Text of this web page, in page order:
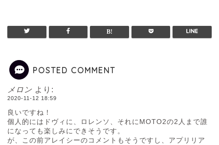
POSTED COMMENT
メロン より:
2020-11-12 18:59
良いですね！
個人的にはドヴィに、ロレンソ、それにMOTO2の2人まで誰
になっても楽しみにできそうです。
が、この前アレイシーのコメントもそうですし、アプリリア